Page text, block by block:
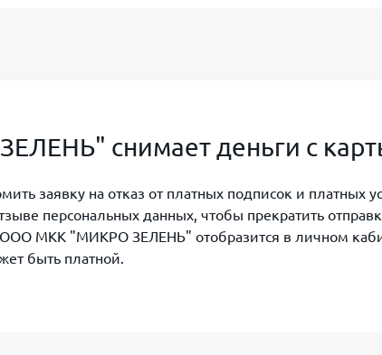
снимает деньги с
заявку на отказ от платных подписок и
персональных данных, чтобы прекратить
МКК "МИКРО ЗЕЛЕНЬ" отобразится в личном
быть платной.